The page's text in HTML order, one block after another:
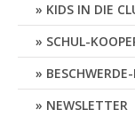
KIDS IN DIE
SCHUL-
NEWSLETTER